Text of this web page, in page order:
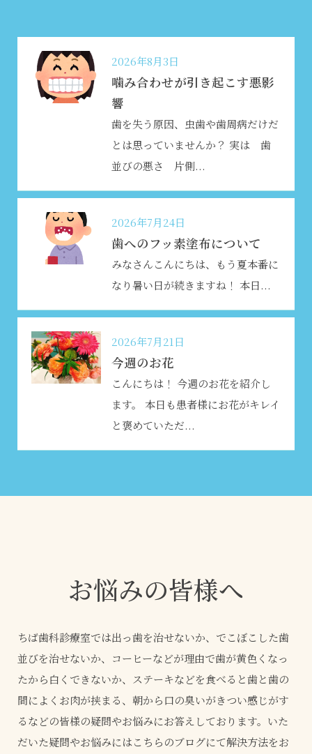
2026年8月3日
噛み合わせが引き起こす悪影
響
歯を失う原因、虫歯や歯周病だけだ
とは思っていませんか？ 実は 歯
並びの悪さ 片側...
2026年7月24日
歯へのフッ素塗布について
みなさんこんにちは、もう夏本番に
なり暑い日が続きますね ！ 本日...
2026年7月21日
今週のお花
こんにちは！ 今週のお花を紹介し
ます。 本日も患者様にお花がキレイ
と褒めていただ...
お悩みの皆様へ
ちば歯科診療室では出っ歯を治せないか、でこぼこした歯
並びを治せないか、コーヒーなどが理由で歯が黄色くなっ
たから白くできないか、ステーキなどを食べると歯と歯の
間によくお肉が挟まる、朝から口の臭いがきつい感じがす
るなどの皆様の疑問やお悩みにお答えしております。いた
だいた疑問やお悩みにはこちらのブログにて解決方法をお